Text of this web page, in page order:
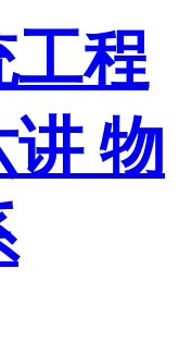
工程
物